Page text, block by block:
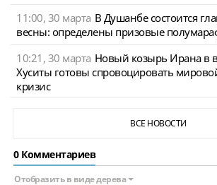
11:00, 30 марта В Душанбе состоится
весны: определены призовые
10:21, 30 марта Новый козырь Ирана в
Хуситы готовы спровоцировать
кризис
ВСЕ НОВОСТИ
0 Комментариев
Отобразить в виде дерева